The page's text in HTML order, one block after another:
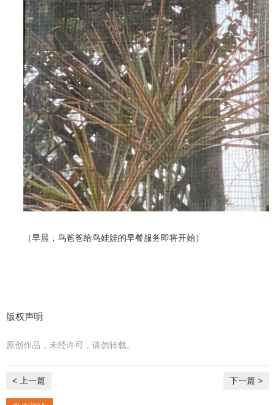
（早晨，鸟爸爸给鸟娃娃的早餐服务即将开始）
版权声明
原创作品，未经许可，请勿转载。
< 上一篇 下一篇 >